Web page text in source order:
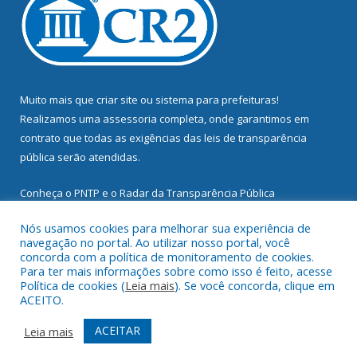
Muito mais que criar site ou sistema para prefeituras!
Realizamos uma assessoria completa, onde garantimos em
contrato que todas as exigências das leis de transparência
pública serão atendidas.
Conheça o PNTP e o Radar da Transparência Pública
Todos os direitos reservados a Prefeitura Municipal de
Mocajuba.
Mapa do Site
Acessar Área Administrativa
Acessar Webmail
Nós usamos cookies para melhorar sua experiência de
navegação no portal. Ao utilizar nosso portal, você
concorda com a política de monitoramento de cookies.
Para ter mais informações sobre como isso é feito, acesse
Política de cookies (Leia mais). Se você concorda, clique em
ACEITO.
Leia mais
ACEITAR